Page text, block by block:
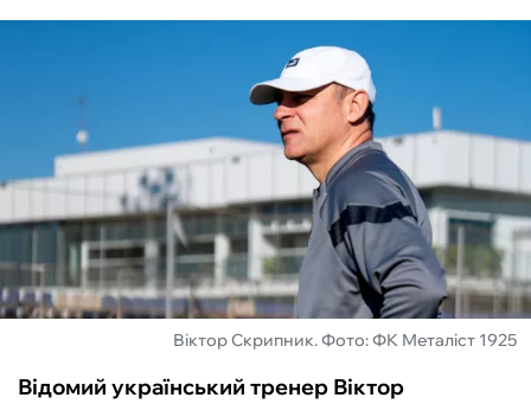
КІБЕРСПОРТ
ФУТЗАЛ
ІНШІ
БУКМЕКЕРИ
Віктор Скрипник. Фото: ФК Металіст 1925
Відомий український тренер Віктор